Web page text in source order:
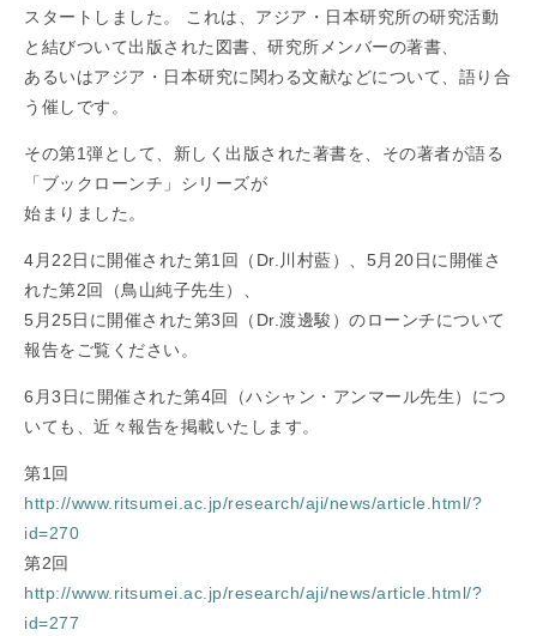
スタートしました。 これは、アジア・日本研究所の研究活動
と結びついて出版された図書、研究所メンバーの著書、
あるいはアジア・日本研究に関わる文献などについて、語り合
う催しです。
その第1弾として、新しく出版された著書を、その著者が語る
「ブックローンチ」シリーズが
始まりました。
4月22日に開催された第1回（Dr.川村藍）、5月20日に開催さ
れた第2回（鳥山純子先生）、
5月25日に開催された第3回（Dr.渡邊駿）のローンチについて
報告をご覧ください。
6月3日に開催された第4回（ハシャン・アンマール先生）につ
いても、近々報告を掲載いたします。
第1回
http://www.ritsumei.ac.jp/research/aji/news/article.html/?
id=270
第2回
http://www.ritsumei.ac.jp/research/aji/news/article.html/?
id=277